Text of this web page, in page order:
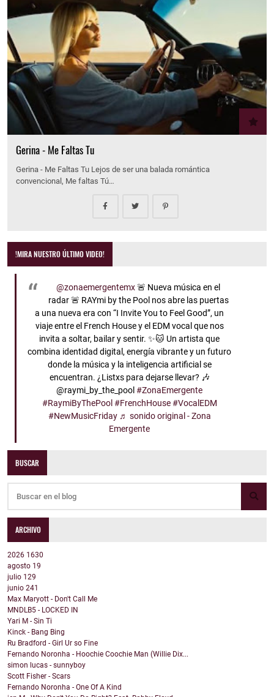
Gerina - Me Faltas Tu
Gerina - Me Faltas Tu Lejos de ser una balada romántica
convencional, Me faltas Tú…
!MIRA NUESTRO ÚLTIMO VIDEO!
@zonaemergentemx🚨 Nueva música en el
radar 🚨 RAYmi by the Pool nos abre las puertas
a una nueva era con “I Invite You to Feel Good”, un
viaje entre el French House y el EDM vocal que nos
invita a soltar, bailar y sentir. ✨🐱 Un artista que
combina identidad digital, energía vibrante y un futuro
donde la música y la inteligencia artificial se
encuentran. ¿Listxs para dejarse llevar? 🎶
@raymi_by_the_pool#ZonaEmergente
#RaymiByThePool #FrenchHouse #VocalEDM
#NewMusicFriday ♬ sonido original - Zona
Emergente
BUSCAR
ARCHIVO
2026 1630
agosto 19
julio 129
junio 241
Max Maryott - Don't Call Me
MNDLB5 - LOCKED IN
Yari M - Sin Ti
Kinck - Bang Bing
Ru Bradford - Girl Ur so Fine
Fernando Noronha - Hoochie Coochie Man (Willie Dix...
simon lucas - sunnyboy
Scott Fisher - Scars
Fernando Noronha - One Of A Kind